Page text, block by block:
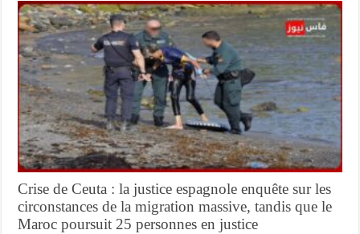
Crise de Ceuta : la justice espagnole enquête sur les
circonstances de la migration massive, tandis que le
Maroc poursuit 25 personnes en justice